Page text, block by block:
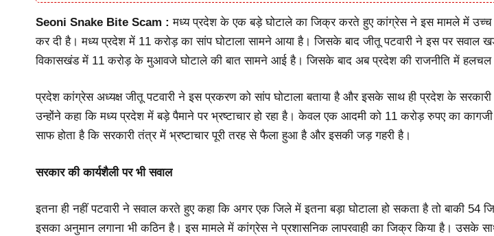
Seoni Snake Bite Scam :मध्य प्रदेश के एक बड़े घोटाले का जिक्र करते हुए कांग्रेस ने इस मामले में उच्च
कर दी है। मध्य प्रदेश में 11 करोड़ का सांप घोटाला सामने आया है। जिसके बाद जीतू पटवारी ने इस पर सवाल
विकासखंड में 11 करोड़ के मुआवजे घोटाले की बात सामने आई है। जिसके बाद अब प्रदेश की राजनीति में
प्रदेश कांग्रेस अध्यक्ष जीतू पटवारी ने इस प्रकरण को सांप घोटाला बताया है और इसके साथ ही प्रदेश के
उन्होंने कहा कि मध्य प्रदेश में बड़े पैमाने पर भ्रष्टाचार हो रहा है। केवल एक आदमी को 11 करोड़ रुपए का
साफ होता है कि सरकारी तंत्र में भ्रष्टाचार पूरी तरह से फैला हुआ है और इसकी जड़ गहरी है।
सरकार की कार्यशैली पर भी सवाल
इतना ही नहीं पटवारी ने सवाल करते हुए कहा कि अगर एक जिले में इतना बड़ा घोटाला हो सकता है तो बाकी 54
इसका अनुमान लगाना भी कठिन है। इस मामले में कांग्रेस ने प्रशासनिक लापरवाही का जिक्र किया है। उसके